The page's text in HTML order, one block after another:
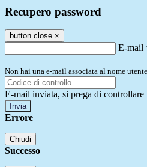
Recupero password
button close ×
E-mail
Non hai una e-mail associata al nome
E-mail inviata, si prega di controllare
Errore
Chiudi
Successo